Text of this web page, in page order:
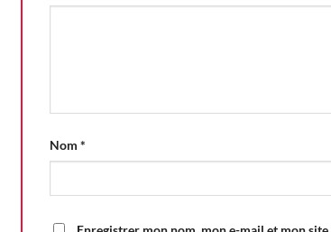
Nom *